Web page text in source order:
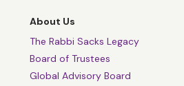
About Us
The Rabbi Sacks Legacy
Board of Trustees
Global Advisory Board